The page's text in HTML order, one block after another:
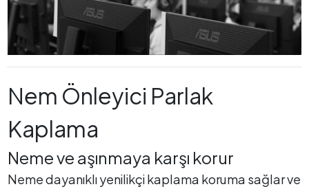
Nem Önleyici Parlak
Kaplama
Neme ve aşınmaya karşı korur
Neme dayanıklı yenilikçi kaplama koruma sağlar ve